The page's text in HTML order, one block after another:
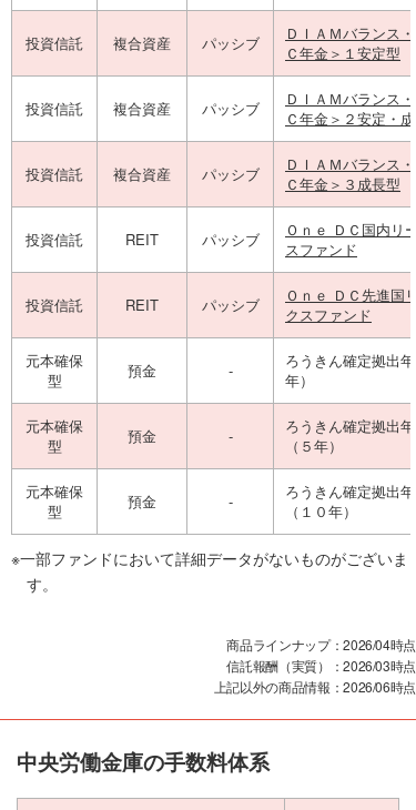
投資信託 複合資産 パッシブ
ＤＩＡＭバランス
Ｃ年金＞１安定型
投資信託 複合資産 パッシブ
ＤＩＡＭバランス
Ｃ年金＞２安定・成
投資信託 複合資産 パッシブ
ＤＩＡＭバランス
Ｃ年金＞３成長型
投資信託 REIT パッシブ
Ｏｎｅ ＤＣ国内リ
スファンド
投資信託 REIT パッシブ
Ｏｎｅ ＤＣ先進国
クスファンド
元本確保
型
預金 -
ろうきん確定拠出
年）
元本確保
型
預金 -
ろうきん確定拠出年
（５年）
元本確保
型
預金 -
ろうきん確定拠出年
（１０年）
※一部ファンドにおいて詳細データがないものがございま
す。
商品ラインナップ：2026/04時点
信託報酬（実質）：2026/03時点
上記以外の商品情報：2026/06時点
中央労働金庫の手数料体系